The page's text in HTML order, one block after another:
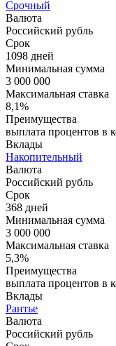
Срочный
Валюта
Российский рубль
Срок
1098 дней
Минимальная сумма
3 000 000
Максимальная ставка
8,1%
Преимущества
выплата процентов в
Вклады
Накопительный
Валюта
Российский рубль
Срок
368 дней
Минимальная сумма
3 000 000
Максимальная ставка
5,3%
Преимущества
выплата процентов в
Вклады
Рантье
Валюта
Российский рубль